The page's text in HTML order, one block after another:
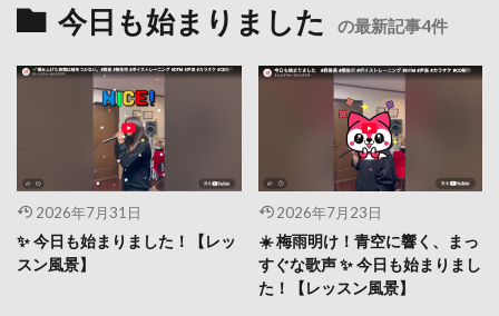
今日も始まりました の最新記事4件
2026年7月31日
✨ 今日も始まりました！【レッ
スン風景】
2026年7月23日
☀️ 梅雨明け！青空に響く、まっ
すぐな歌声 ✨ 今日も始まりまし
た！【レッスン風景】